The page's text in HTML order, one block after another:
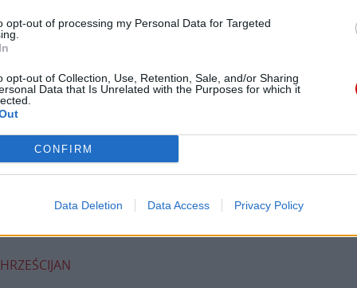
opt-out of processing my Personal Data for Targeted
opt-out of Collection, Use, Retention, Sale, and/or Sharing
Data that Is Unrelated with the Purposes for which it
CONFIRM
Data Deletion Data Access Privacy Policy
za pośrednictwem serwisu Patronite.
misję. Więcej informacji znajdziesztutaj.